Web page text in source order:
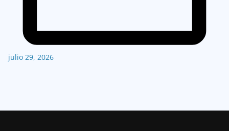
julio 29, 2026